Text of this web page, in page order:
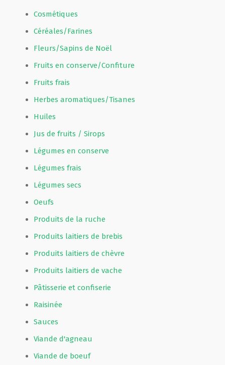
Cosmétiques
Céréales/Farines
Fleurs/Sapins de Noël
Fruits en conserve/Confiture
Fruits frais
Herbes aromatiques/Tisanes
Huiles
Jus de fruits / Sirops
Légumes en conserve
Légumes frais
Légumes secs
Oeufs
Produits de la ruche
Produits laitiers de brebis
Produits laitiers de chèvre
Produits laitiers de vache
Pâtisserie et confiserie
Raisinée
Sauces
Viande d'agneau
Viande de boeuf